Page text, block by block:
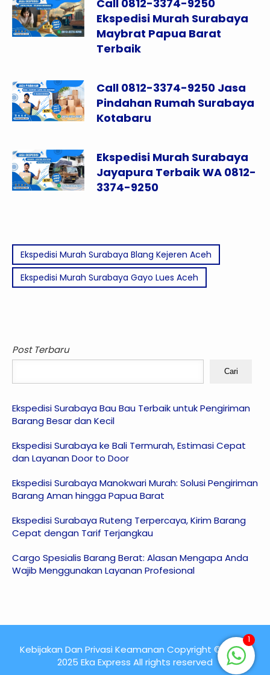
Call 0812-3374-9250
Ekspedisi Murah Surabaya
Maybrat Papua Barat
Terbaik
Call 0812-3374-9250 Jasa
Pindahan Rumah Surabaya
Kotabaru
Ekspedisi Murah Surabaya
Jayapura Terbaik WA 0812-
3374-9250
Ekspedisi Murah Surabaya Blang Kejeren Aceh
Ekspedisi Murah Surabaya Gayo Lues Aceh
Post Terbaru
Cari
Ekspedisi Surabaya Bau Bau Terbaik untuk Pengiriman
Barang Besar dan Kecil
Ekspedisi Surabaya ke Bali Termurah, Estimasi Cepat
dan Layanan Door to Door
Ekspedisi Surabaya Manokwari Murah: Solusi Pengiriman
Barang Aman hingga Papua Barat
Ekspedisi Surabaya Ruteng Terpercaya, Kirim Barang
Cepat dengan Tarif Terjangkau
Cargo Spesialis Barang Berat: Alasan Mengapa Anda
Wajib Menggunakan Layanan Profesional
Kebijakan Dan Privasi Keamanan Copyright © 2015 -
2025 Eka Express All rights reserved
1